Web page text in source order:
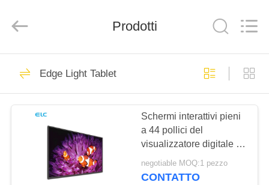
CASA
PRODOTTI
Ltd..
Segnaletica digitale
246
Prodotti
Edge Light Tablet
Schermi interattivi pieni
a 44 pollici del
visualizzatore digitale di
HD IPS per la riunione
dell'ufficio
negotiable MOQ:1 pezzo
CONTATTO